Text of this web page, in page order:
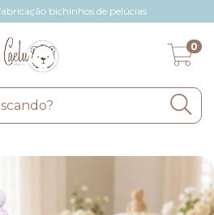
bichinhos de pelúcias
0